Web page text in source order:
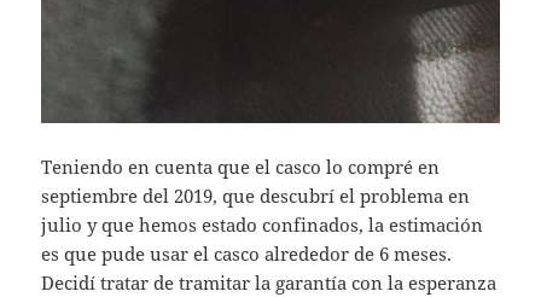
Teniendo en cuenta que el casco lo compré en
septiembre del 2019, que descubrí el problema en
julio y que hemos estado confinados, la estimación
es que pude usar el casco alrededor de 6 meses.
Decidí tratar de tramitar la garantía con la esperanza